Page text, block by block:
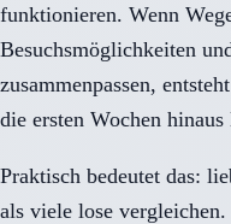
funktionieren. Wenn
Besuchsmöglichkeiten
zusammenpassen,
die ersten Wochen hinaus
Praktisch bedeutet das:
als viele lose